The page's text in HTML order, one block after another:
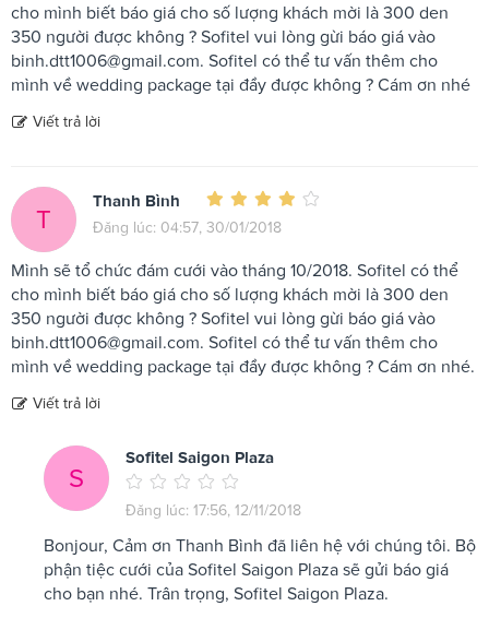
cho mình biết báo giá cho số lượng khách mời là 300 den
350 người được không ? Sofitel vui lòng gừi báo giá vào
binh.dtt1006@gmail.com. Sofitel có thể tư vấn thêm cho
mình về wedding package tại đầy được không ? Cám ơn nhé
Viết trả lời
T
Thanh Bình
Đăng lúc: 04:57, 30/01/2018
Mình sẽ tổ chức đám cưới vào tháng 10/2018. Sofitel có thể
cho mình biết báo giá cho số lượng khách mời là 300 den
350 người được không ? Sofitel vui lòng gừi báo giá vào
binh.dtt1006@gmail.com. Sofitel có thể tư vấn thêm cho
mình về wedding package tại đầy được không ? Cám ơn nhé.
Viết trả lời
S
Sofitel Saigon Plaza
Đăng lúc: 17:56, 12/11/2018
Bonjour, Cảm ơn Thanh Bình đã liên hệ với chúng tôi. Bộ
phận tiệc cưới của Sofitel Saigon Plaza sẽ gửi báo giá
cho bạn nhé. Trân trọng, Sofitel Saigon Plaza.